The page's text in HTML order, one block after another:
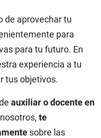
de aprovechar tu
para
para tu futuro. En
experiencia a tu
tus objetivos.
auxiliar o docente en
te
sobre las